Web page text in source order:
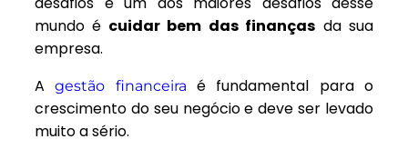
mundo é cuidar bem das finanças da sua
empresa.
Agestão financeira
é fundamental para o
crescimento do seu negócio e deve ser levado
muito a sério.